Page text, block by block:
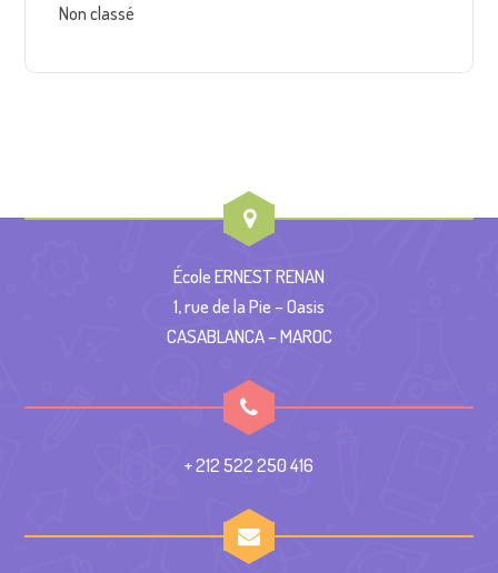
Non classé
École ERNEST RENAN
1, rue de la Pie – Oasis
CASABLANCA – MAROC
+ 212 522 250 416